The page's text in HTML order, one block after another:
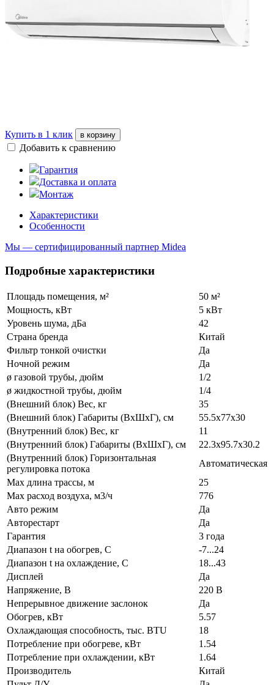
Купить в 1 клик в корзину
Добавить к сравнению
Гарантия
Доставка и оплата
Монтаж
Характеристики
Особенности
Мы — сертифицированный партнер Midea
Подробные характеристики
Площадь помещения, м²
50 м²
Мощность, кВт
5 кВт
Уровень шума, дБа
42
Страна бренда
Китай
Фильтр тонкой очистки
Да
Ночной режим
Да
ø газовой трубы, дюйм
1/2
ø жидкостной трубы, дюйм
1/4
(Внешний блок) Вес, кг
35
(Внешний блок) Габариты (ВхШхГ), см
55.5x77x30
(Внутренний блок) Вес, кг
11
(Внутренний блок) Габариты (ВхШхГ), см
22.3x95.7x30.2
(Внутренний блок) Горизонтальная
регулировка потока
Автоматическая
Max длина трассы, м
25
Max расход воздуха, м3/ч
776
Авто режим
Да
Авторестарт
Да
Гарантия
3 года
Диапазон t на обогрев, С
-7...24
Диапазон t на охлаждение, С
18...43
Дисплей
Да
Напряжение, В
220 В
Непрерывное движение заслонок
Да
Обогрев, кВт
5.57
Охлаждающая способность, тыс. BTU
18
Потребление при обогреве, кВт
1.54
Потребление при охлаждении, кВт
1.64
Производитель
Китай